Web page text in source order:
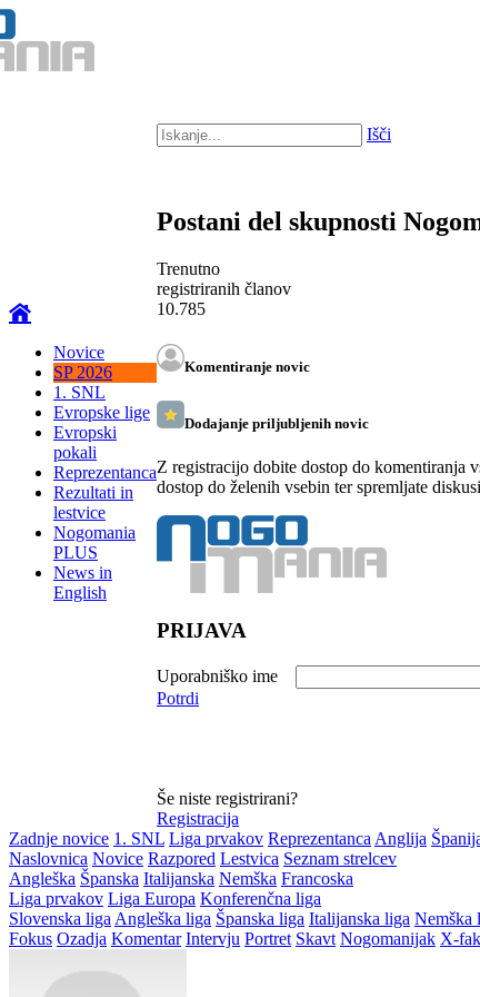
Novice
SP 2026
1. SNL
Evropske lige
Evropski
pokali
Reprezentanca
Rezultati in
lestvice
Nogomania
PLUS
News in
English
Išči
Postani del skupnosti
Trenutno
registriranih članov
10.785
Komentiranje novic
Dodajanje priljubljenih novic
Z registracijo dobite dostop do komentiranja
dostop do želenih vsebin ter spremljate
PRIJAVA
Uporabniško ime
Potrdi
Še niste registrirani?
Registracija
Zadnje novice 1. SNL Liga prvakov Reprezentanca Anglija
Naslovnica Novice Razpored Lestvica Seznam strelcev
Angleška Španska Italijanska Nemška Francoska
Liga prvakov Liga Europa Konferenčna liga
Slovenska liga Angleška liga Španska liga Italijanska liga Nemška
Fokus Ozadja Komentar Intervju Portret Skavt Nogomanijak X-